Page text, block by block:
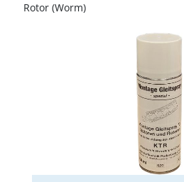
Rotor (Worm)